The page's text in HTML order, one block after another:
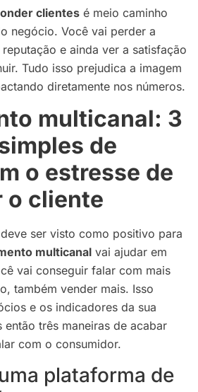
clientes é meio caminho
negócio. Você vai perder a
e ainda ver a satisfação
Tudo isso prejudica a imagem
diretamente nos números.
multicanal: 3
de
o estresse de
o cliente
deve ser visto como positivo para
multicanal vai ajudar em
vai conseguir falar com mais
também vender mais. Isso
e os indicadores da sua
então três maneiras de acabar
com o consumidor.
plataforma de